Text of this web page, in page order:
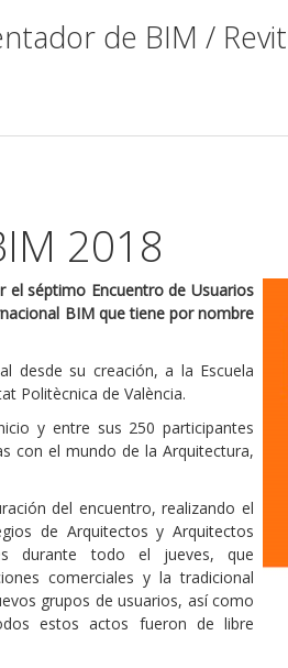
de BIM /
2018
el séptimo Encuentro de Usuarios
BIM que tiene por nombre
desde su creación, a la Escuela
Politècnica de València.
y entre sus 250 participantes
con el mundo de la Arquitectura,
del encuentro, realizando el
de Arquitectos y Arquitectos
durante todo el jueves, que
comerciales y la tradicional
grupos de usuarios, así como
estos actos fueron de libre